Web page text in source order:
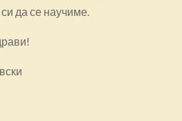
да се научиме.